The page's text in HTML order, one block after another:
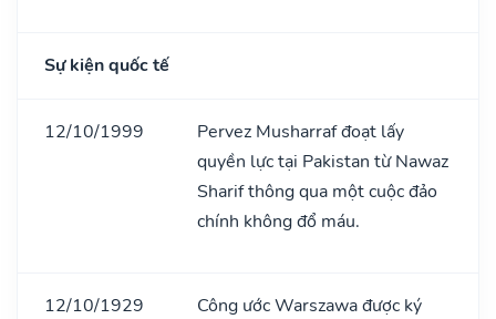
Sự kiện quốc tế
12/10/1999
Pervez Musharraf đoạt lấy
quyền lực tại Pakistan từ Nawaz
Sharif thông qua một cuộc đảo
chính không đổ máu.
12/10/1929
Công ước Warszawa được ký